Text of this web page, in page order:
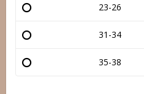
23-26
31-34
35-38